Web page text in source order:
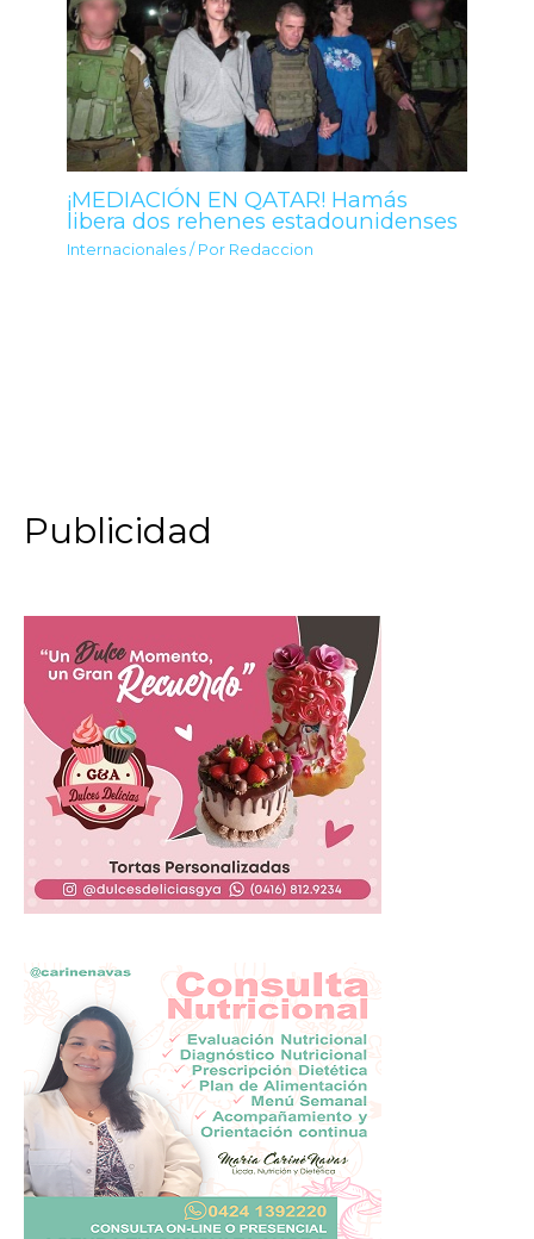
¡MEDIACIÓN EN QATAR! Hamás
libera dos rehenes estadounidenses
Internacionales / Por Redaccion
Publicidad